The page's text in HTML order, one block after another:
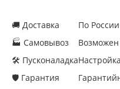
🚚 Доставка
🏭 Самовывоз
🛠 Пусконаладка
🛡 Гарантия
По
Возможен